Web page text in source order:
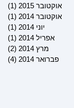
אוקטובר 2015
(1)
אוקטובר 2014
(1)
יוני 2014
(1)
אפריל 2014
(1)
מרץ 2014
(2)
פברואר 2014
(4)